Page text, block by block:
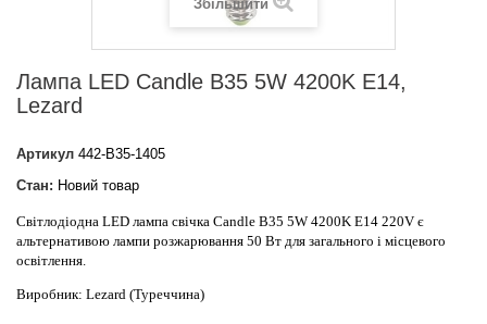
Збільшити
Лампа LED Candle B35 5W 4200K E14,
Lezard
Артикул 442-B35-1405
Стан: Новий товар
Світлодіодна LED лампа свічка Candle B35 5W 4200K E14 220V є
альтернативою лампи розжарювання 50 Вт для загального і місцевого
освітлення.
Виробник: Lezard (Туреччина)